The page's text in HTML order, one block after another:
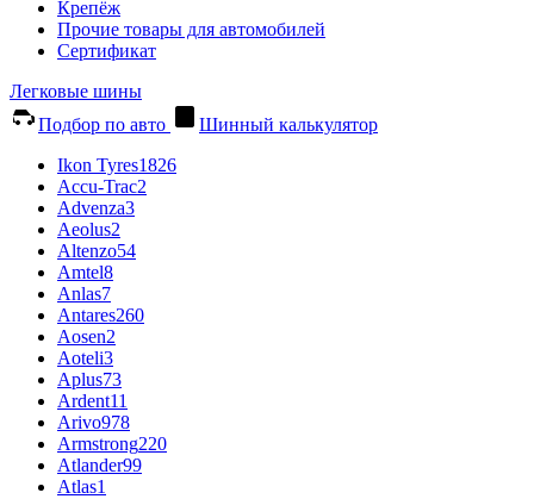
Крепёж
Прочие товары для автомобилей
Сертификат
Легковые шины
Подбор по авто
Шинный калькулятор
Ikon Tyres1826
Accu-Trac2
Advenza3
Aeolus2
Altenzo54
Amtel8
Anlas7
Antares260
Aosen2
Aoteli3
Aplus73
Ardent11
Arivo978
Armstrong220
Atlander99
Atlas1